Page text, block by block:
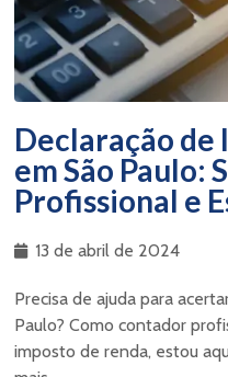
Declaração de
em São Paulo:
Profissional e
13 de abril de 2024
Precisa de ajuda para
Paulo? Como contador
imposto de renda, estou